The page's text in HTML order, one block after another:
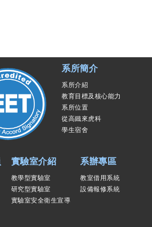
系所簡介
系所介紹
教育目標及核心能力
系所位置
從高鐵來虎科
學生宿舍
實驗室介紹
教學型實驗室
研究型實驗室
實驗室安全衛生宣導
系辦專區
教室借用系統
設備報修系統